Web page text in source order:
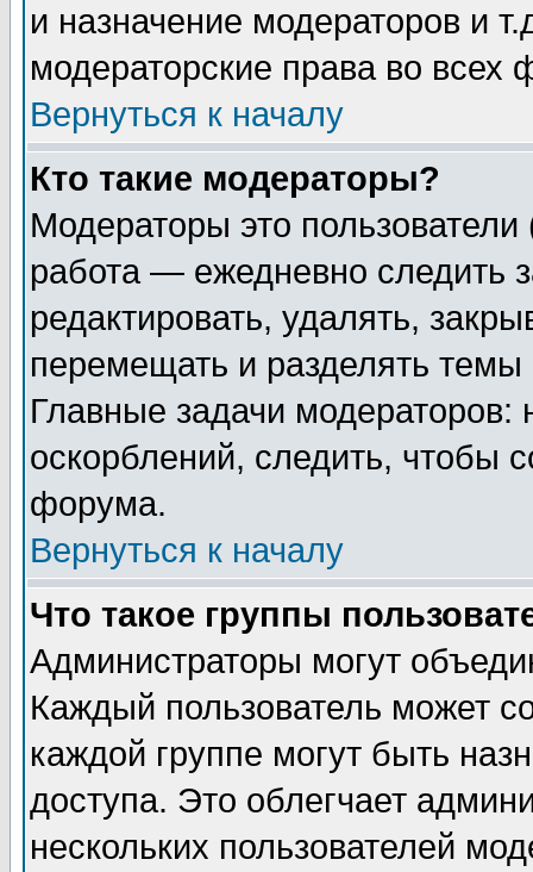
и назначение модераторов и
модераторские права во всех
Вернуться к началу
Кто такие модераторы?
Модераторы это
работа — ежедневно следить
редактировать, удалять,
перемещать и разделять
Главные задачи
оскорблений, следить, чтобы
форума.
Вернуться к началу
Что такое группы
Администраторы могут
Каждый пользователь может
каждой группе могут быть
доступа. Это облегчает
нескольких пользователей